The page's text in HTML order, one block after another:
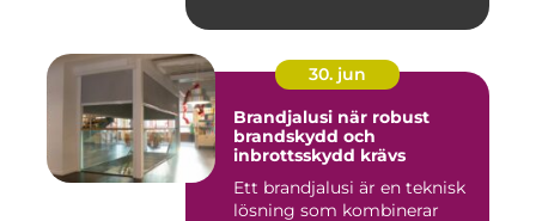
30. jun
Brandjalusi när robust
brandskydd och
inbrottsskydd krävs
Ett brandjalusi är en teknisk
lösning som kombinerar